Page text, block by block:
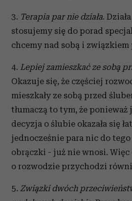
3. Terapia par nie działa.
stosujemy się do porad
chcemy nad sobą i związkiem
4. Lepiej zamieszkać ze sobą
Okazuje się, że częściej
mieszkały ze sobą przed
tłumaczą to tym, że ponieważ
decyzja o ślubie okazała się
jednocześnie para nic do
obrączki - już nie wnosi. Więc
o rozwodzie przychodzi
5. Związki dwóch